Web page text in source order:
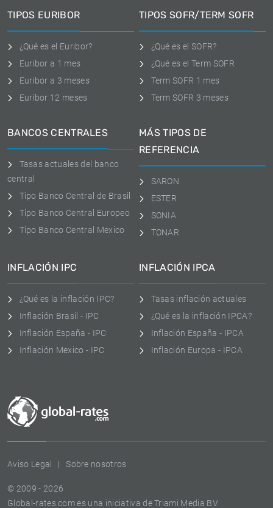
Aviso Legal Sobre nosotros
© 2009 - 2026
Global-rates.com es una iniciativa de Triami Media BV
TIPOS EURIBOR
¿Qué es el Euribor?
Euribor a 1 mes
Euribor a 3 meses
Euríbor 12 meses
TIPOS SOFR/TERM SOFR
¿Qué es el SOFR?
¿Qué es el Term SOFR
Term SOFR 1 mes
Term SOFR 3 meses
BANCOS CENTRALES
Tasas actuales del banco
central
Tipo Banco Central de Brasil
Tipo Banco Central Europeo
Tipo Banco Central Mexico
MÁS TIPOS DE
REFERENCIA
SARON
ESTER
SONIA
TONAR
INFLACIÓN IPC
¿Qué es la inflación IPC?
Inflación Brasil - IPC
Inflación España - IPC
Inflación Mexico - IPC
INFLACIÓN IPCA
Tasas inflación actuales
¿Qué es la inflación IPCA?
Inflación España - IPCA
Inflación Europa - IPCA